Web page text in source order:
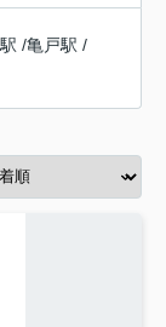
/亀戸駅 /